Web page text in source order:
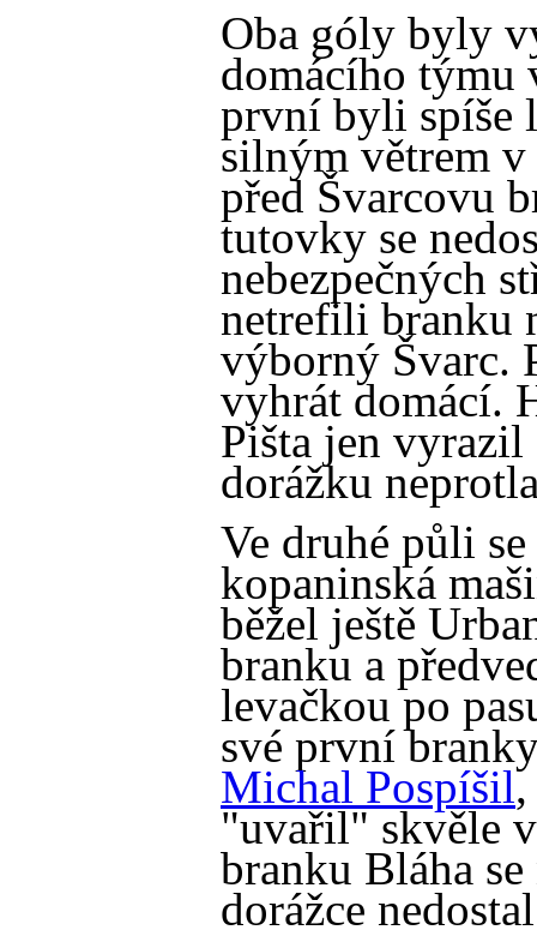
Oba góly byly
domácího týmu
první byli spíše
silným větrem v
před Švarcovu
tutovky se
nebezpečných
netrefili branku
výborný Švarc.
vyhrát domácí.
Pišta jen
dorážku
Ve druhé půli
kopaninská
běžel ještě
branku a
levačkou po
své první
Michal Pospíšil,
"uvařil" skvěle
branku Bláha
dorážce